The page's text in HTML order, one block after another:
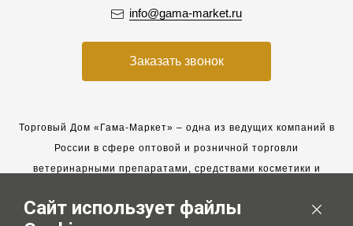
info@gama-market.ru
Заказать звонок
Торговый Дом «Гама-Маркет» – одна из ведущих компаний в
России в сфере оптовой и розничной торговли
ветеринарными препаратами, средствами косметики и
Мы работаем с 2005 года. Мы приглашаем к сотрудничеству
Сайт использует файлы